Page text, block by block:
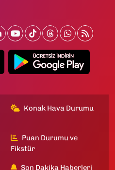
Konak Hava Durumu
Puan Durumu ve
Fikstür
Son Dakika Haberleri